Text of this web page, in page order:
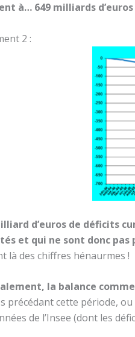
à… 649 milliards d’euros
2 :
d’euros de déficits
et qui ne sont donc pas
là des chiffres hénaurmes !
la balance
précédant cette période,
de l’Insee (dont les